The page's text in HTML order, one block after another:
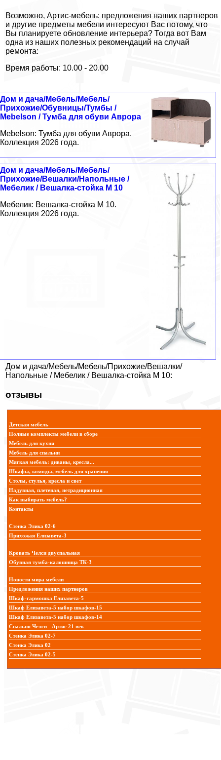
Возможно, Артис-мебель: предложения наших партнеров
и другие предметы мебели интересуют Вас потому, что
Вы планируете обновление интерьера? Тогда вот Вам
одна из наших полезных рекомендаций на случай
ремонта:
Время работы: 10.00 - 20.00
Дом и дача/Мебель/Мебель/
Прихожие/Обувницы/Тумбы /
Mebelson / Тумба для обуви Аврора
Mebelson: Тумба для обуви Аврора.
Коллекция 2026 года.
Дом и дача/Мебель/Мебель/
Прихожие/Вешалки/Напольные /
Мебелик / Вешалка-стойка М 10
Мебелик: Вешалка-стойка М 10.
Коллекция 2026 года.
Дом и дача/Мебель/Мебель/Прихожие/Вешалки/
Напольные / Мебелик / Вешалка-стойка М 10:
отзывы
Детская мебель
Полные комплекты мебели в сборе
Мебель для кухни
Мебель для спальни
Мягкая мебель: диваны, кресла...
Шкафы, комоды, мебель для хранения
Столы, стулья, кресла и свет
Надувная, плетеная, нетрадиционная
Как выбирать мебель?
Контакты
Стенка Элика 02-6
Прихожая Елизавета-3
Кровать Челси двуспальная
Обувная тумба-калошница ТК-3
Новости мира мебели
Предложения наших партнеров
Шкаф-гармошка Елизавета-5
Шкаф Елизавета-5 набор шкафов-15
Шкаф Елизавета-5 набор шкафов-14
Спальня Челси - Артис 21 век
Стенка Элика 02-7
Стенка Элика 02
Стенка Элика 02-5